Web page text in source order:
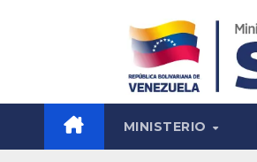
MINISTERIO